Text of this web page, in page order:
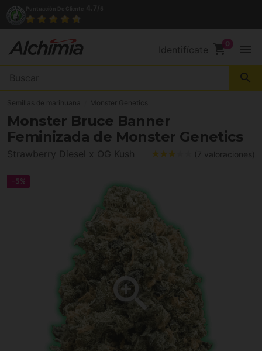
(+34) 972 527 248
Identifícate shopping_cart menu
search
Semillas de marihuana Monster Genetics
Monster Bruce Banner
Feminizada de Monster Genetics
Strawberry Diesel x OG Kush (7 valoraciones)
-5%